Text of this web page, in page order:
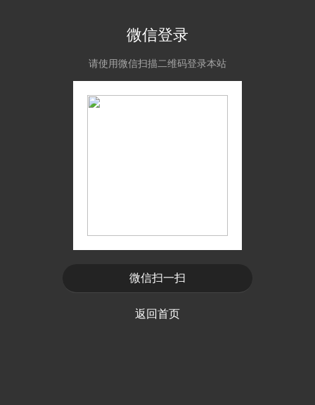
微信登录
请使用微信扫描二维码登录本站
微信扫一扫
返回首页